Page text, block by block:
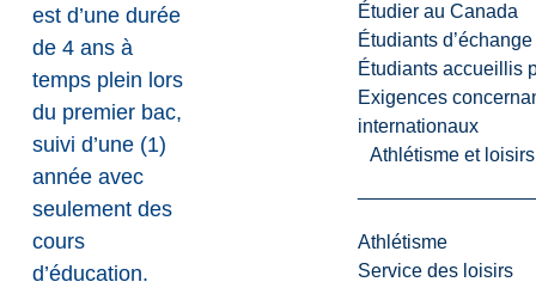
Étudier au Canada
Étudiants
Étudiants accueillis
Exigences
internationaux
Athlétisme et
Athlétisme
Service des loisirs
est d’une durée
de 4 ans à
temps plein lors
du premier bac,
suivi d’une (1)
année avec
seulement des
cours
d’éducation.